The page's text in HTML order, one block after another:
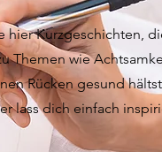
hier Kurzgeschichten,
Themen wie
Rücken gesund
lass dich einfach